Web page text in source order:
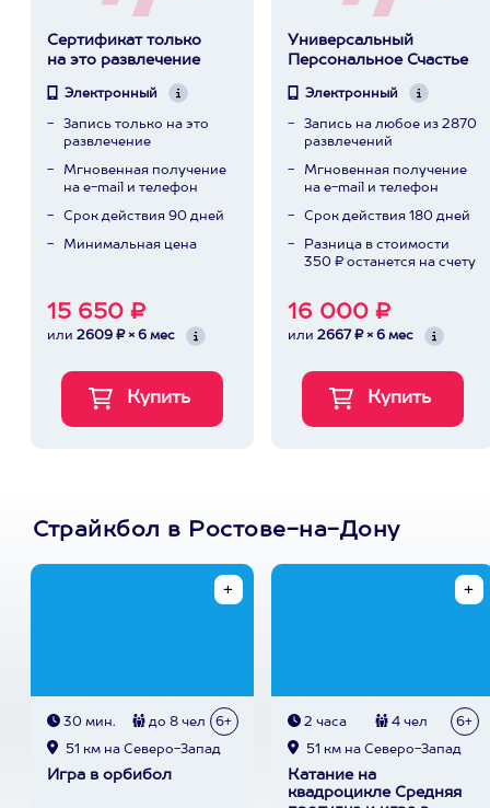
Сертификат только
на это развлечение
Электронный
Запись только на это
развлечение
Мгновенная получение
на e-mail и телефон
Срок действия 90 дней
Минимальная цена
15 650 ₽
или 2609 ₽ × 6 мес
Универсальный
Персональное Счастье
Электронный
Запись на любое из 2870
развлечений
Мгновенная получение
на e-mail и телефон
Срок действия 180 дней
Разница в стоимости
350 ₽ останется на счету
16 000 ₽
или 2667 ₽ × 6 мес
Страйкбол в Ростове-на-Дону
30 мин. до 8 чел 6+
51 км на Северо-Запад
Игра в орбибол
2 часа 4 чел 6+
51 км на Северо-Запад
Катание на
квадроцикле Средняя